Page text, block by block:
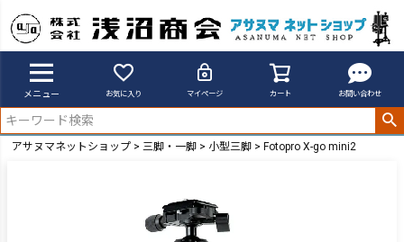
メニュー お気に入り マイページ カート お問い合わせ
アサヌマネットショップ 三脚・一脚 小型三脚 Fotopro X-go mini2